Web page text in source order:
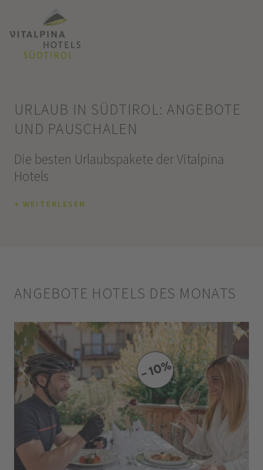
URLAUB IN SÜDTIROL: ANGEBOTE
UND PAUSCHALEN
Die besten Urlaubspakete der Vitalpina
Hotels
+ WEITERLESEN
ANGEBOTE HOTELS DES MONATS